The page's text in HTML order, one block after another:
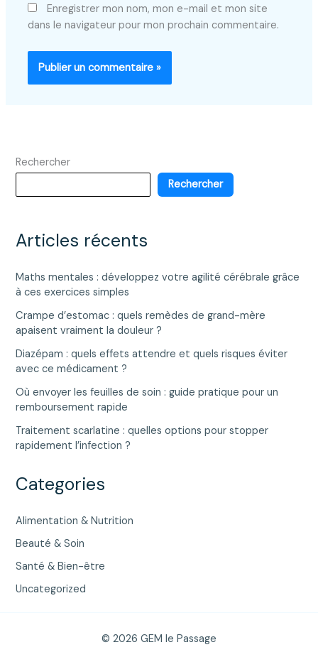
Enregistrer mon nom, mon e-mail et mon site
dans le navigateur pour mon prochain commentaire.
Rechercher
Rechercher
Articles récents
Maths mentales : développez votre agilité cérébrale grâce
à ces exercices simples
Crampe d’estomac : quels remèdes de grand-mère
apaisent vraiment la douleur ?
Diazépam : quels effets attendre et quels risques éviter
avec ce médicament ?
Où envoyer les feuilles de soin : guide pratique pour un
remboursement rapide
Traitement scarlatine : quelles options pour stopper
rapidement l’infection ?
Categories
Alimentation & Nutrition
Beauté & Soin
Santé & Bien-être
Uncategorized
© 2026 GEM le Passage